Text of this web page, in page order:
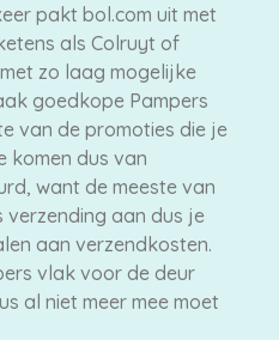
pakt bol.com uit met
als Colruyt of
zo laag mogelijke
goedkope Pampers
van de promoties die je
komen dus van
want de meeste van
verzending aan dus je
aan verzendkosten.
vlak voor de deur
al niet meer mee moet